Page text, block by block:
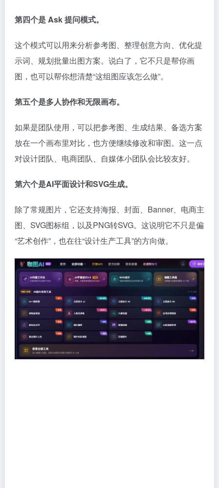
第四个是 Ask 提问模式。
这个模式可以用来分析参考图、整理创意方向、优化提
示词、规划批量出图方案。说白了，它不只是帮你画
图，也可以帮你想清楚“这组图应该怎么做”。
第五个是多人协作和无限画布。
如果是团队使用，可以把参考图、生成结果、备选方案
放在一个画布里对比，也方便继续修改和审图。这一点
对设计团队、电商团队、自媒体小团队会比较友好。
第六个是AI平面设计和SVG生成。
除了常规图片，它还支持海报、封面、Banner、电商主
图、SVG图标组，以及PNG转SVG。这说明它不只是偏
“艺术创作”，也在往“设计生产工具”的方向做。